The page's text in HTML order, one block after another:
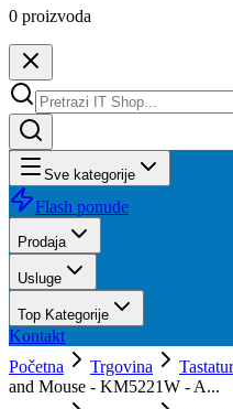
0 proizvoda
Sve kategorije
Flash ponude
Prodaja
Usluge
Top Kategorije
Kontakt
Početna
Trgovina
and Mouse - KM5221W - A...